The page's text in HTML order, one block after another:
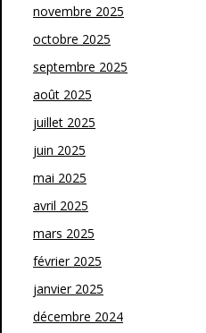
novembre 2025
octobre 2025
septembre 2025
août 2025
juillet 2025
juin 2025
mai 2025
avril 2025
mars 2025
février 2025
janvier 2025
décembre 2024